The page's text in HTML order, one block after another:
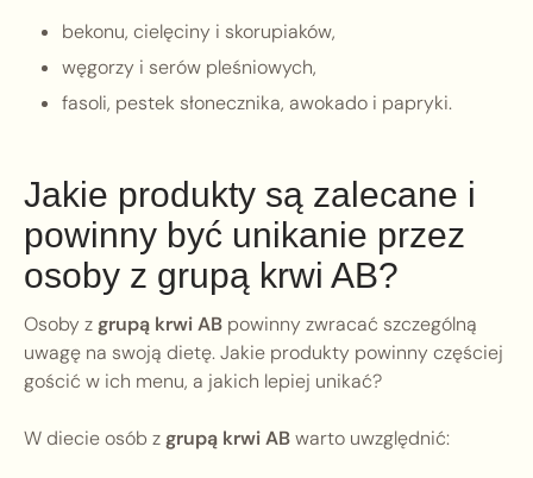
bekonu, cielęciny i skorupiaków,
węgorzy i serów pleśniowych,
fasoli, pestek słonecznika, awokado i papryki.
Jakie produkty są zalecane i
powinny być unikanie przez
osoby z grupą krwi AB?
Osoby zgrupą krwi AB powinny zwracać szczególną
uwagę na swoją dietę. Jakie produkty powinny częściej
gościć w ich menu, a jakich lepiej unikać?
W diecie osób zgrupą krwi ABwarto uwzględnić: